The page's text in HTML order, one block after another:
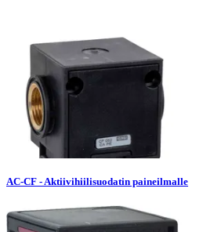
AC-CF - Aktiivihiilisuodatin paineilmalle